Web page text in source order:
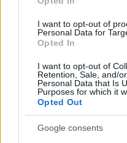
I want to opt-out of
Personal Data for
Opted In
I want to opt-out of
Retention, Sale, and/
Personal Data that Is
Purposes for which it
Opted Out
Google consents
difendersi (ed
dispiegando una forza
Di qui il tentativo,
parzialmente, di
partnershipcon le